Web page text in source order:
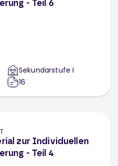
- Teil 6
Sekundarstufe I
16
zur Individuellen
- Teil 4